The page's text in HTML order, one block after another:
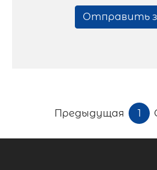
Отправить
Предыдущая 1